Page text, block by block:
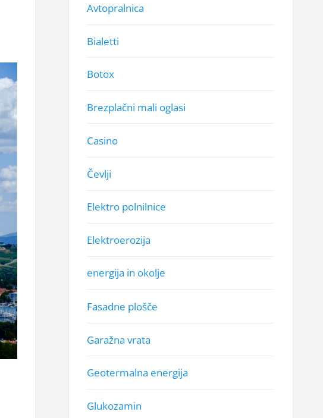
Avtopralnica
Bialetti
Botox
Brezplačni mali oglasi
Casino
Čevlji
Elektro polnilnice
Elektroerozija
energija in okolje
Fasadne plošče
Garažna vrata
Geotermalna energija
Glukozamin